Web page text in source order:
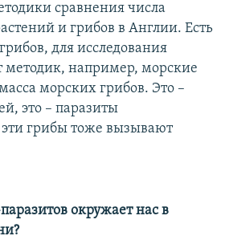
сравнения числа
и грибов в Англии. Есть
для исследования
методик, например, морские
морских грибов. Это –
это – паразиты
грибы тоже вызывают
окружает нас в